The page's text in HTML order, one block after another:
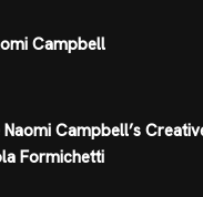
Campbell
Naomi Campbell’s
Formichetti